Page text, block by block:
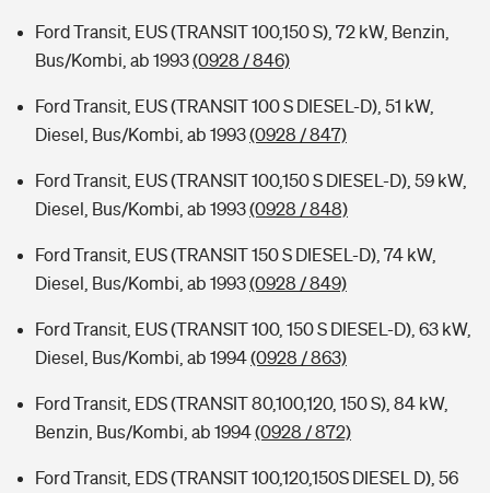
Ford Transit, EUS (TRANSIT 100,150 S), 72 kW, Benzin,
Bus/Kombi, ab 1993(0928 / 846)
Ford Transit, EUS (TRANSIT 100 S DIESEL-D), 51 kW,
Diesel, Bus/Kombi, ab 1993(0928 / 847)
Ford Transit, EUS (TRANSIT 100,150 S DIESEL-D), 59 kW,
Diesel, Bus/Kombi, ab 1993(0928 / 848)
Ford Transit, EUS (TRANSIT 150 S DIESEL-D), 74 kW,
Diesel, Bus/Kombi, ab 1993(0928 / 849)
Ford Transit, EUS (TRANSIT 100, 150 S DIESEL-D), 63 kW,
Diesel, Bus/Kombi, ab 1994(0928 / 863)
Ford Transit, EDS (TRANSIT 80,100,120, 150 S), 84 kW,
Benzin, Bus/Kombi, ab 1994(0928 / 872)
Ford Transit, EDS (TRANSIT 100,120,150S DIESEL D), 56